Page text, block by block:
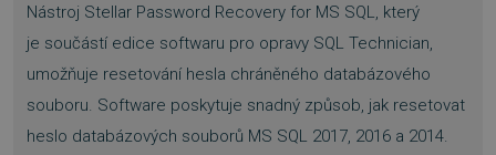
Nástroj Stellar Password Recovery for MS SQL, který
je součástí edice softwaru pro opravy SQL Technician,
umožňuje resetování hesla chráněného databázového
souboru. Software poskytuje snadný způsob, jak resetovat
heslo databázových souborů MS SQL 2017, 2016 a 2014.
Nezbytně nutné soubory cookie umožňují
základní funkce webových stránek, jako je
přihlášení uživatele a správa účtu. Webové
stránky nelze bez nezbytně nutných souborů
Název
Doména
Vyprší